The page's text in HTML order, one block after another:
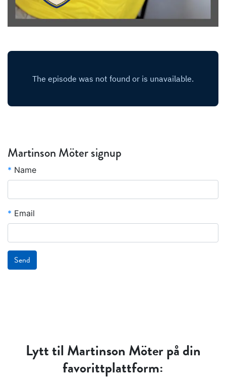
Martinson Möter signup
* Name
* Email
Send
Lytt til Martinson Möter på din
favorittplattform: